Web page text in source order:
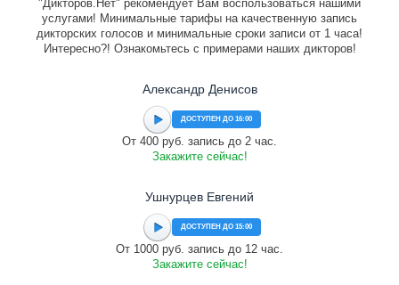
"Дикторов.Нет" рекомендует Вам воспользоваться нашими
услугами! Минимальные тарифы на качественную запись
дикторских голосов и минимальные сроки записи от 1 часа!
Интересно?! Ознакомьтесь с примерами наших дикторов!
Александр Денисов
ДОСТУПЕН ДО 16:00
От 400 руб. запись до 2 час.
Закажите сейчас!
Ушнурцев Евгений
ДОСТУПЕН ДО 15:00
От 1000 руб. запись до 12 час.
Закажите сейчас!